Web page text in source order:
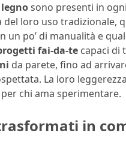
sono presenti in
del loro uso tradizionale,
un po’ di manualità e
fai-da-te capaci di
da parete, fino ad
La loro
chi ama sperimentare.
in